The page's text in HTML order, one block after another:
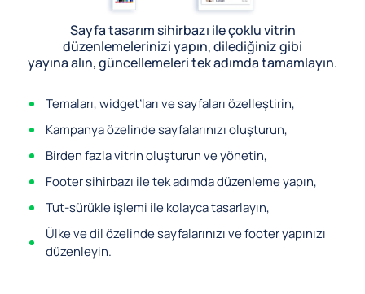
Sayfa tasarım sihirbazı ile çoklu vitrin
düzenlemelerinizi yapın, dilediğiniz gibi
yayına alın, güncellemeleri tek adımda tamamlayın.
Temaları, widget’ları ve sayfaları özelleştirin,
Kampanya özelinde sayfalarınızı oluşturun,
Birden fazla vitrin oluşturun ve yönetin,
Footer sihirbazı ile tek adımda düzenleme yapın,
Tut-sürükle işlemi ile kolayca tasarlayın,
Ülke ve dil özelinde sayfalarınızı ve footer yapınızı
düzenleyin.